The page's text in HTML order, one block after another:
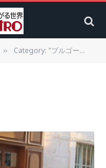
» Category: "ブルゴーニュ"